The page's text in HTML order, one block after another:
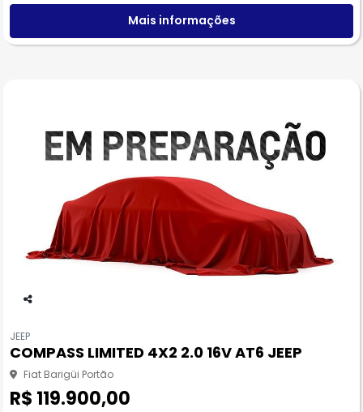
Mais informações
pa
rtil
he
JEEP
COMPASS LIMITED 4X2 2.0 16V AT6 JEEP
Fiat Barigüi Portão
R$ 119.900,00